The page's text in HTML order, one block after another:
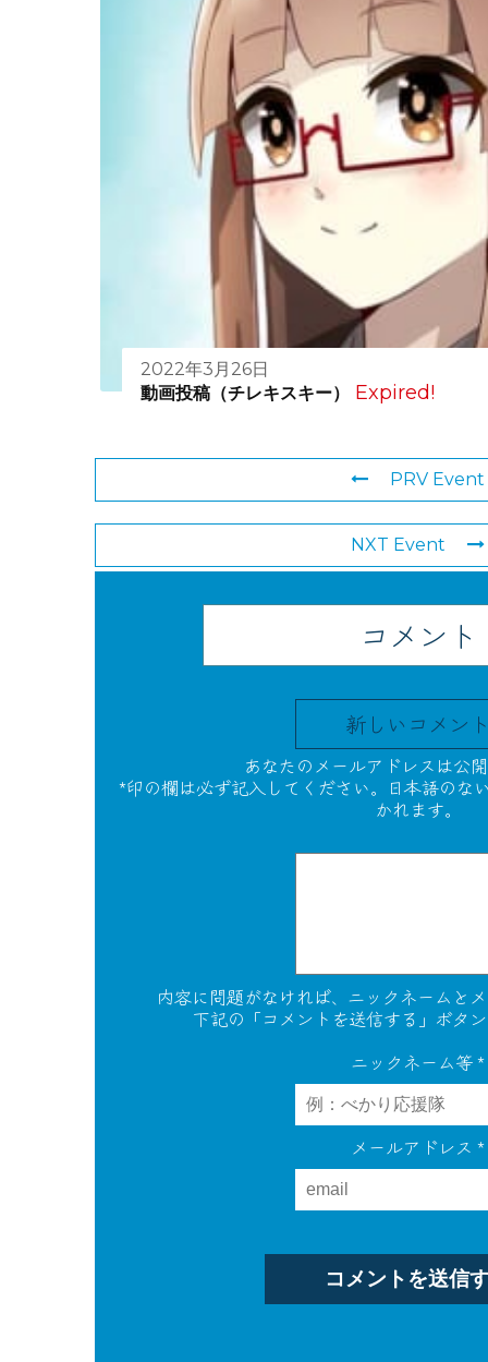
2022年3月26日
動画投稿（チレキスキー）
Expired!
PRV Event
NXT Event
コメント
新しいコメン
あなたのメールアドレスは公
*印の欄は必ず記入してください。日本語のな
かれます。
内容に問題がなければ、ニックネームと
下記の「コメントを送信する」ボタ
ニックネーム等*
メールアドレス*